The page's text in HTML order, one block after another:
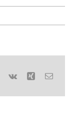
Pinterest
Vk Xing E-